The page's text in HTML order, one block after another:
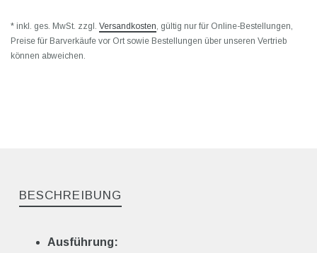
* inkl. ges. MwSt. zzgl. Versandkosten, gültig nur für Online-Bestellungen,
Preise für Barverkäufe vor Ort sowie Bestellungen über unseren Vertrieb
können abweichen.
BESCHREIBUNG
Ausführung: